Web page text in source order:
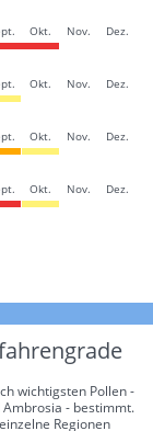
Okt. Nov. Dez.
Okt. Nov. Dez.
Okt. Nov. Dez.
Okt. Nov. Dez.
wichtigsten Pollen -
Ambrosia - bestimmt.
Regionen